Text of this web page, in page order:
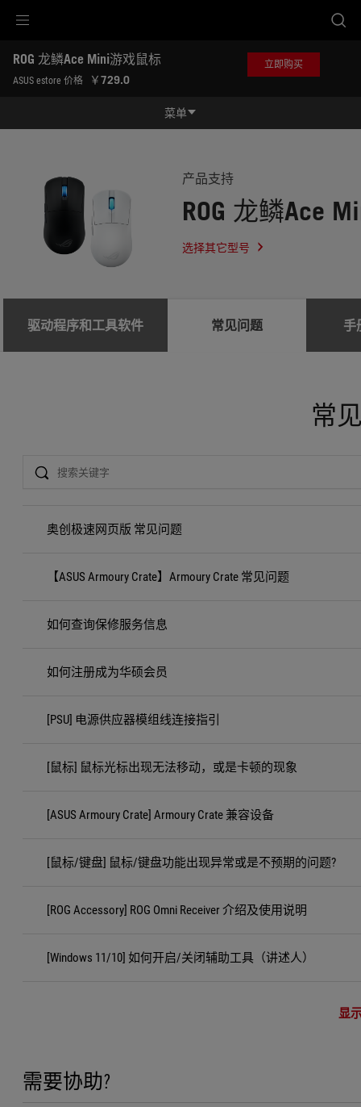
跳到内容
无障碍服务
跳到菜单
ASUS 页脚
ROG 龙鳞Ace Mini游戏鼠标
服
持
ASUS estore 价格 ￥729.0
立即购买
菜单
功能特征
规格参数
产品图库
产品支持
ROG 龙鳞Ace
选择其它型号
驱动程序和工具软件 常见问题 手
常
奥创极速网页版 常见问题
【ASUS Armoury Crate】Armoury Crate 常见问题
如何查询保修服务信息
如何注册成为华硕会员
[PSU] 电源供应器模组线连接指引
[鼠标] 鼠标光标出现无法移动，或是卡顿的现象
[ASUS Armoury Crate] Armoury Crate 兼容设备
[鼠标/键盘] 鼠标/键盘功能出现异常或是不预期的问题?
[ROG Accessory] ROG Omni Receiver 介绍及使用说明
[Windows 11/10] 如何开启/关闭辅助工具（讲述人）
显
需要协助?